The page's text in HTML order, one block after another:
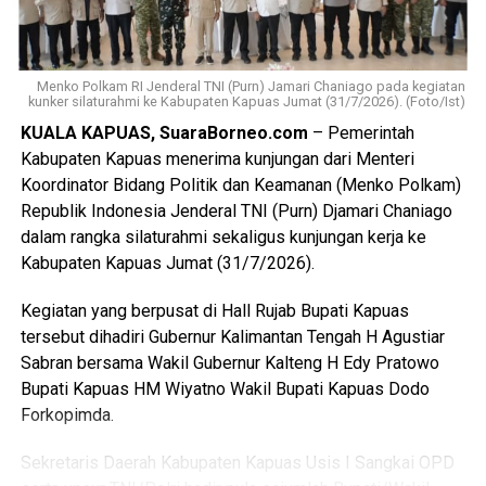
korban,” katanya.
Nah saat pintu kamar dikunci dari dalam tersangka
menggedor hingga mendobrak pintu kemudian masuk
sambil merusak sejumlah barang dan melanjutkan
pertengkaran.
Tak lama kemudian tersangka diduga menyiramkan sekitar
satu liter BBM jenis pertalite ke lantai kamar dan barang-
barang milik korban sebelum menyalakan korek api yang
memicu kobaran api.
Akibat kebakaran tersebut empat orang mengalami luka
bakar, yakni Rah (26) Muh(5) Len (26) dan Am(25). Selain
korban luka sejumlah barang berharga ikut hangus terbakar
di antaranya pakaian tas dan satu unit iPhone 12 Pro Max.
dituduh berselingkuh dan hubungan asmaranya dengan
Menko Polkam RI Jenderal TNI (Purn) Jamari Chaniago pada kegiatan
kunker silaturahmi ke Kabupaten Kapuas Jumat (31/7/2026). (Foto/Ist)
KUALA KAPUAS, SuaraBorneo.com – Pemerintah
Kabupaten Kapuas menerima kunjungan dari Menteri
Koordinator Bidang Politik dan Keamanan (Menko Polkam)
Republik Indonesia Jenderal TNI (Purn) Djamari Chaniago
dalam rangka silaturahmi sekaligus kunjungan kerja ke
Kabupaten Kapuas Jumat (31/7/2026).
Kegiatan yang berpusat di Hall Rujab Bupati Kapuas
tersebut dihadiri Gubernur Kalimantan Tengah H Agustiar
Sabran bersama Wakil Gubernur Kalteng H Edy Pratowo
Bupati Kapuas HM Wiyatno Wakil Bupati Kapuas Dodo
Forkopimda.
Sekretaris Daerah Kabupaten Kapuas Usis I Sangkai OPD